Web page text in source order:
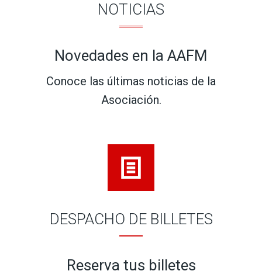
NOTICIAS
Novedades en la AAFM
Conoce las últimas noticias de la
Asociación.
DESPACHO DE BILLETES
Reserva tus billetes